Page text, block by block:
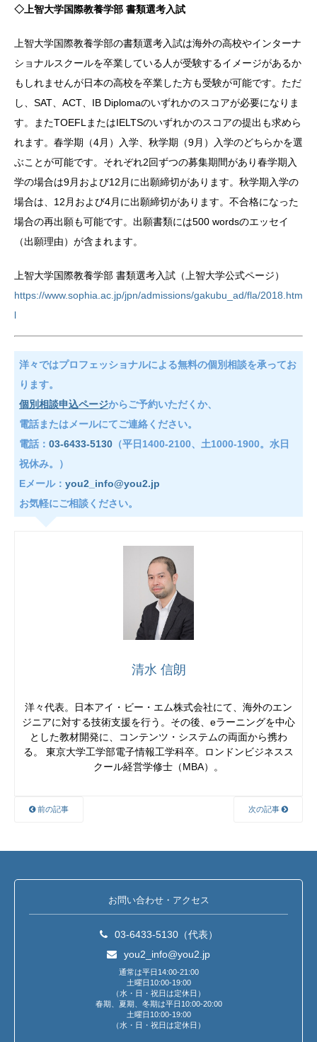
◇上智大学国際教養学部 書類選考入試
上智大学国際教養学部の書類選考入試は海外の高校やインターナ
ショナルスクールを卒業している人が受験するイメージがあるか
もしれませんが日本の高校を卒業した方も受験が可能です。ただ
し、SAT、ACT、IB Diplomaのいずれかのスコアが必要になりま
す。またTOEFLまたはIELTSのいずれかのスコアの提出も求めら
れます。春学期（4月）入学、秋学期（9月）入学のどちらかを選
ぶことが可能です。それぞれ2回ずつの募集期間があり春学期入
学の場合は9月および12月に出願締切があります。秋学期入学の
場合は、12月および4月に出願締切があります。不合格になった
場合の再出願も可能です。出願書類には500 wordsのエッセイ
（出願理由）が含まれます。
上智大学国際教養学部 書類選考入試（上智大学公式ページ）
https://www.sophia.ac.jp/jpn/admissions/gakubu_ad/fla/2018.htm
l
洋々ではプロフェッショナルによる無料の個別相談を承ってお
ります。
個別相談申込ページからご予約いただくか、
電話またはメールにてご連絡ください。
電話： 03-6433-5130 （平日1400-2100、土1000-1900。水日
祝休み。）
Eメール： you2_info@you2.jp
お気軽にご相談ください。
清水 信朗
洋々代表。日本アイ・ビー・エム株式会社にて、海外のエン
ジニアに対する技術支援を行う。その後、eラーニングを中心
とした教材開発に、コンテンツ・システムの両面から携わ
る。 東京大学工学部電子情報工学科卒。ロンドンビジネスス
クール経営学修士（MBA）。
前の記事 次の記事
お問い合わせ・アクセス
03-6433-5130（代表）
you2_info@you2.jp
通常は平日14:00-21:00
土曜日10:00-19:00
（水・日・祝日は定休日）
春期、夏期、冬期は平日10:00-20:00
土曜日10:00-19:00
（水・日・祝日は定休日）